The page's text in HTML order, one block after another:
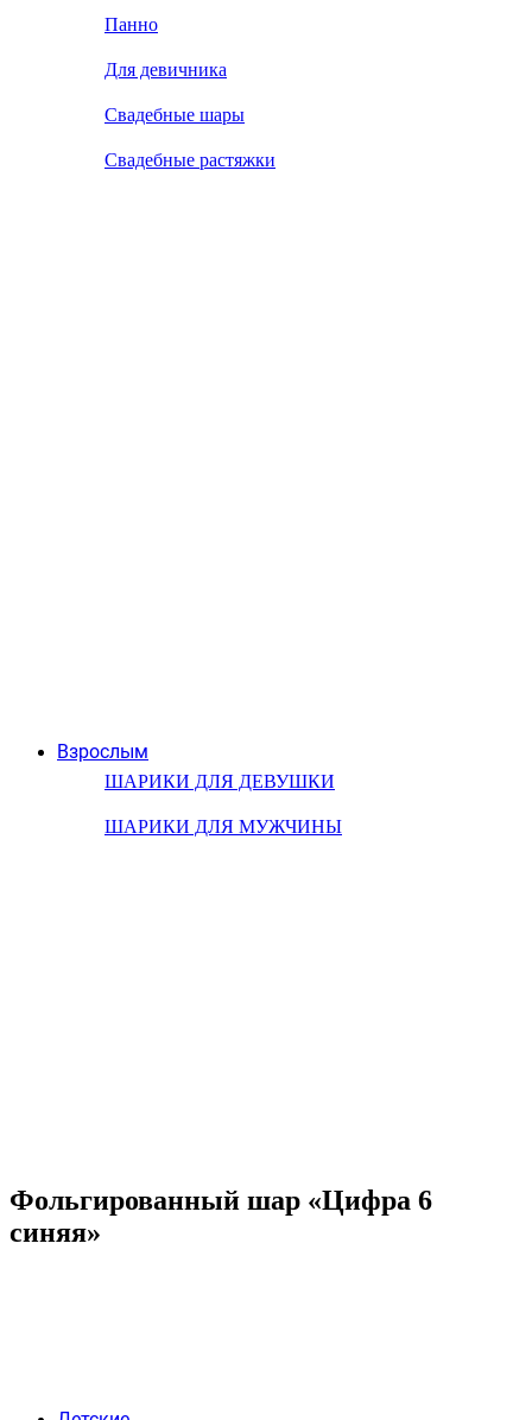
Панно
Для девичника
Свадебные шары
Свадебные растяжки
Взрослым
ШАРИКИ ДЛЯ ДЕВУШКИ
ШАРИКИ ДЛЯ МУЖЧИНЫ
Фольгированный шар «Цифра 6
синяя»